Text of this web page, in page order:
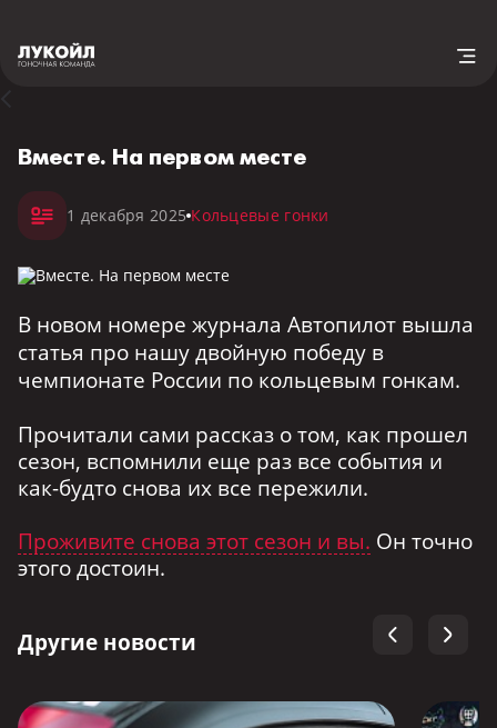
Вместе. На первом месте
1 декабря 2025 Кольцевые гонки
В новом номере журнала Автопилот вышла
статья про нашу двойную победу в
чемпионате России по кольцевым гонкам.
Прочитали сами рассказ о том, как прошел
сезон, вспомнили еще раз все события и
как-будто снова их все пережили.
Проживите снова этот сезон и вы. Он точно
этого достоин.
Другие новости